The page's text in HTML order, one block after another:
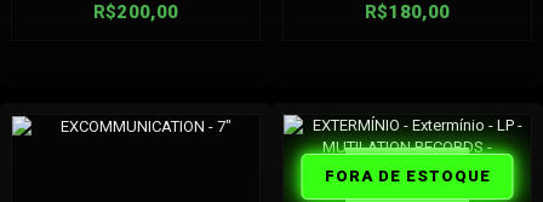
R$200,00 R$180,00
ESTOQUE
FORA DE ESTOQUE